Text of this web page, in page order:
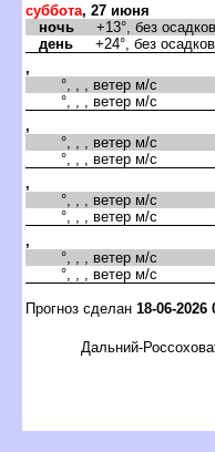
суббота, 27 июня
ночь +13°, без
день +24°, без
,
°, , , ветер м/с
°, , , ветер м/с
,
°, , , ветер м/с
°, , , ветер м/с
,
°, , , ветер м/с
°, , , ветер м/с
,
°, , , ветер м/с
°, , , ветер м/с
Прогноз сделан 18-06-2026
Дальний-